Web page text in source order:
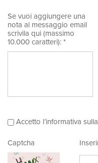
Se vuoi aggiungere una
nota al messaggio email
scrivila qui (massimo
10.000 caratteri): *
Accetto l’informativa
Captcha